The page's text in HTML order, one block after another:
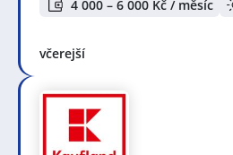
4 000 – 6 000 Kč / měsíc
včerejší